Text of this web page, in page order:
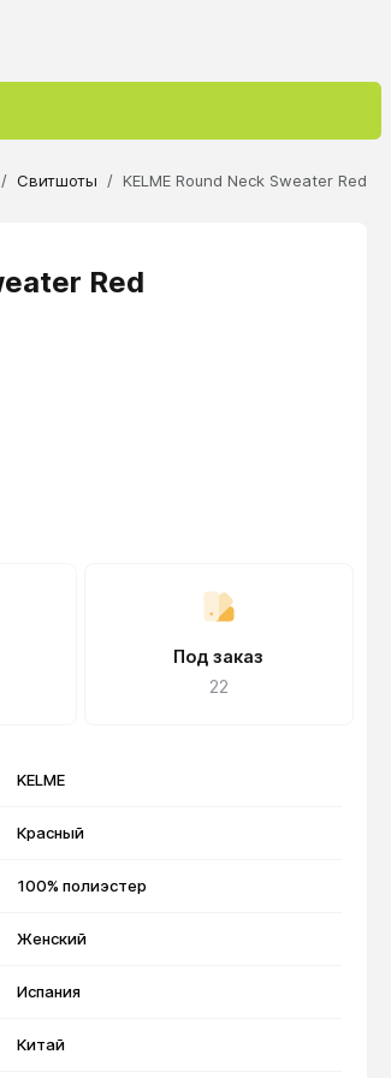
Свитшоты KELME Round Neck Sweater Red
Red
Под заказ
22
KELME
Красный
100% полиэстер
Женский
Испания
Китай